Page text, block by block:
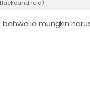
ia mungkin